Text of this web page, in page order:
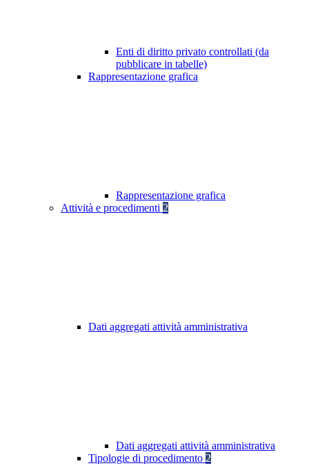
Enti di diritto privato controllati (da
pubblicare in tabelle)
Rappresentazione grafica
Rappresentazione grafica
Attività e procedimenti 2
Dati aggregati attività amministrativa
Dati aggregati attività amministrativa
Tipologie di procedimento 2